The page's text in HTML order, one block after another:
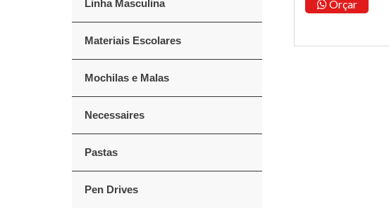
Linha Masculina
Materiais Escolares
Mochilas e Malas
Necessaires
Pastas
Pen Drives
Orçar